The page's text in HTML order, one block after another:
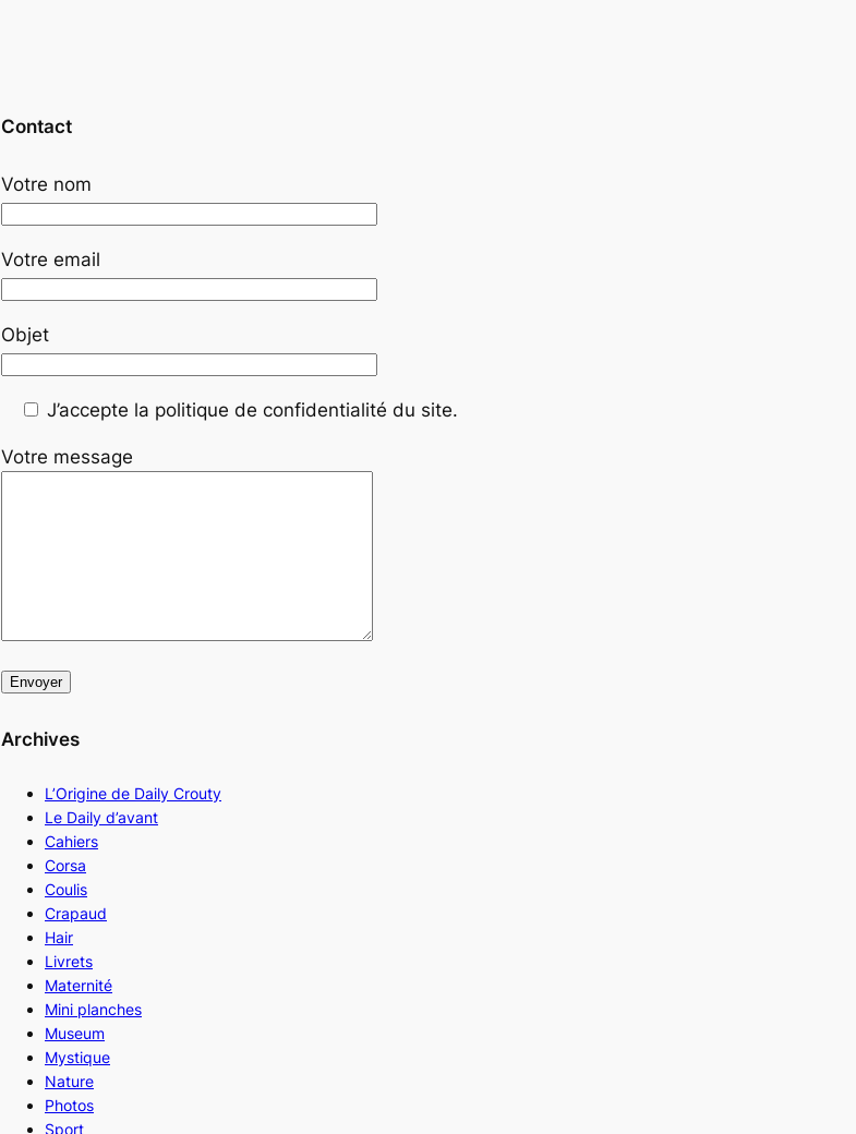
Contact
Votre nom
Votre email
Objet
J’accepte la politique de confidentialité du site.
Votre message
Archives
L’Origine de Daily Crouty
Le Daily d’avant
Cahiers
Corsa
Coulis
Crapaud
Hair
Livrets
Maternité
Mini planches
Museum
Mystique
Nature
Photos
Sport